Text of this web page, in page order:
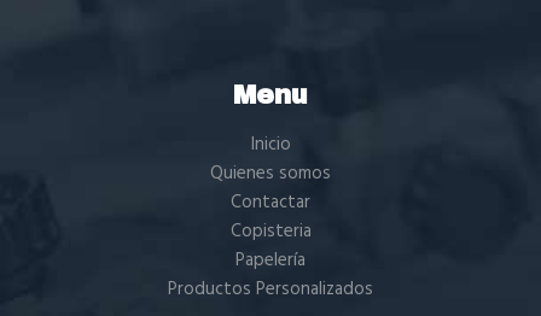
Menu
Inicio
Quienes somos
Contactar
Copisteria
Papelería
Productos Personalizados